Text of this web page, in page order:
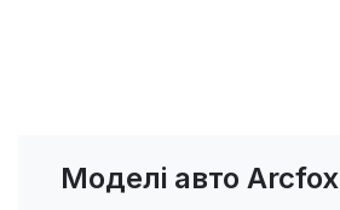
Моделі авто Arcfox